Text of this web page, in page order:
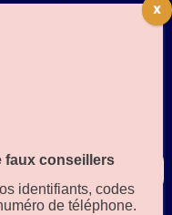
des données
faux conseillers
identifiants, codes
de téléphone.